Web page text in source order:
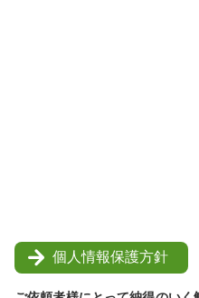
個人情報保護方針